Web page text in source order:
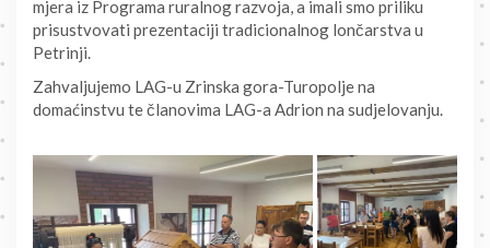
mjera iz Programa ruralnog razvoja, a imali smo priliku
prisustvovati prezentaciji tradicionalnog lončarstva u
Petrinji.
Zahvaljujemo LAG-u Zrinska gora-Turopolje na
domaćinstvu te članovima LAG-a Adrion na sudjelovanju.